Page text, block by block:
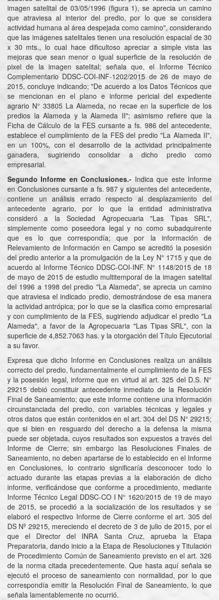
imagen satelital de 03/05/1996 (figura 1), se aprecia un camino
que atraviesa al interior del predio, por lo que se considera
actividad humana al área despejada como camino", considerando
que las imágenes satelitales tienen una resolución espacial de 30
x 30 mts., lo cual hace dificultoso apreciar a simple vista las
mejoras que sean menor o igual superficie de la resolución de
pixel de la imagen satelital; señala que, el Informe Técnico
Complementario DDSC-COI-INF-1202/2015 de 26 de mayo de
2015, concluye indicando; "De acuerdo a los Datos Técnicos que
se mencionan en el plano e informe pericial del expediente
agrario N° 33805 La Alameda, no recae en la superficie de los
predios la Alameda y la Alameda II"; asimismo refiere que la
Ficha de Cálculo de la FES cursante a fs. 986 del antecedente,
establece el cumplimiento de la FES del predio "La Alameda II",
en un 100%, con el desarrollo de la actividad principalmente
ganadera, sugiriendo consolidar a dicho predio como
empresarial.
Segundo Informe en Conclusiones.- Indica que este Informe
en Conclusiones cursante a fs. 987 y siguientes del antecedente,
contiene un análisis errado respecto al desplazamiento del
antecedente agrario, por lo que la entidad administrativa
consideró a la Sociedad Agropecuaria "Las Tipas SRL",
simplemente como poseedora legal y no como subadquirente
que es lo que correspondía; que por la información de
Relevamiento de Información en Campo se acreditó la posesión
del predio anterior a la promulgación de la Ley N° 1715 y que de
acuerdo al Informe Técnico DDSC-COI-INF. N° 1148/2015 de 18
de mayo de 2015 de estudio multitemporal de la imagen satelital
del 1996 a 1998 del predio "La Alameda", se aprecia un camino
que atraviesa el indicado predio, demostrándose de esa manera
la actividad antrópica; por lo que se la clasifica como empresarial
y con cumplimiento de la FES, sugiriendo adjudicar el predio "La
Alameda", a favor de la Agropecuaria "Las Tipas SRL", con la
superficie de 4,852.7063 has. y la otorgación del Título Ejecutorial
a su favor.
Expresa que dicho Informe en Conclusiones realiza un análisis
correcto del predio, fundamentalmente el cumplimiento de la FES
y la posesión legal, informe que en virtud al art. 325 del D.S. N°
29215 debió constituir antecedente inmediato de la Resolución
Final de Saneamiento; que este informe contiene una información
circunstanciada del predio, con variables técnicas y legales y
otros datos que están contenidos en el art. 304 del DS N° 29215;
que si bien en resguardo del derecho a la defensa la misma
puede ser objetada, cuyos resultados son expuestos a través del
Informe de Cierre; sin embargo las Resoluciones Finales de
Saneamiento, no deben apartarse de lo establecido en el Informe
en Conclusiones, lo contrario significaría desconocer todo lo
actuado durante las etapas previas a la elaboración de dicho
informe, verificándose que conforme a procedimiento, mediante
Informe Técnico Legal DDSC-CO I N° 1620/2015 de 19 de mayo
de 2015, se procedió a la socialización de los resultados y se
elaboró el respectivo Informe de Cierre conforme el art. 305 del
DS Nº 29215, mereciendo el decreto de 3 de julio de 2015, por el
que el Director del INRA Santa Cruz, aprueba la Etapa
Preparatoria, dando inicio a la Etapa de Resoluciones y Titulación
de Procedimiento Común de Saneamiento previsto en el art. 326
de la norma citada precedentemente. Que hasta aquí señala se
ejecutó el proceso de saneamiento con normalidad, por lo que
correspondía emitir la Resolución Final de Saneamiento, lo que
señala lamentablemente no ocurrió.